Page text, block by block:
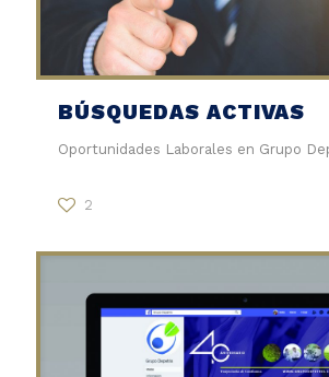
BÚSQUEDAS ACTIVAS
Oportunidades Laborales en Grupo
2